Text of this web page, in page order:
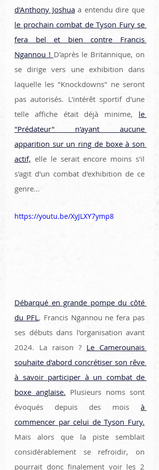
d'Anthony Joshua
le prochain combat de Tyson Fury se
fera bel et bien contre Francis
Ngannou ! D'après le Britannique, on
se dirige vers une exhibition dans
laquelle les "Knockdowns" ne seront
pas autorisés. L'intérêt sportif d'une
telle affiche était déjà minime, le
"Prédateur" n'ayant aucune
apparition sur un ring de boxe à son
actif, elle le serait encore moins s'il
s'agit d'un combat d'exhibition de ce
genre...
https://youtu.be/XyJLXY7ymp8
Débarqué en grande pompe du côté
du PFL, Francis Ngannou ne fera pas
ses débuts dans l'organisation avant
2024. La raison ? Le Camerounais
souhaite d'abord concrétiser son rêve
à savoir participer à un combat de
boxe anglaise. Plusieurs noms sont
évoqués depuis des mois à
commencer par celui de Tyson Fury.
Mais alors que la piste semblait
considérablement se refroidir, on
pourrait donc finalement voir les 2